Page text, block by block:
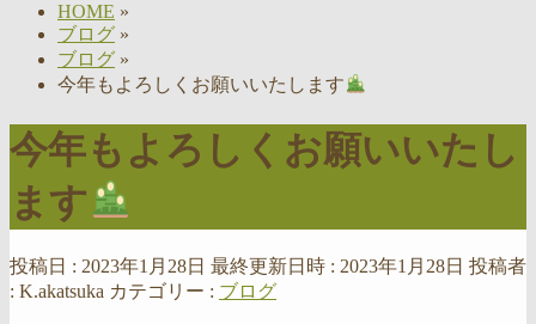
HOME »
ブログ »
ブログ »
今年もよろしくお願いいたします
今年もよろしくお願いいたし
ます
投稿日 : 2023年1月28日 最終更新日時 : 2023年1月28日 投稿者
: K.akatsuka カテゴリー : ブログ